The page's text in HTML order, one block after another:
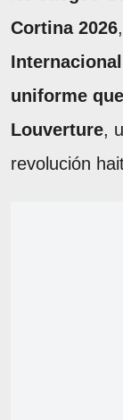
Cortina 2026,
Internacional
uniforme
Louverture,
revolución